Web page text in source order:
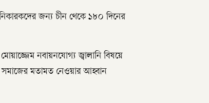
জন্য চীন থেকে ১৮০ দিনের
নবায়নযোগ্য জ্বালানি বিষয়ে
মতামত নেওয়ার আহ্বান